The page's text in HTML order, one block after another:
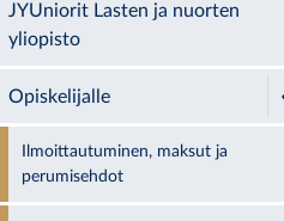
JYUniorit Lasten ja nuorten
yliopisto
Opiskelijalle
Ilmoittautuminen, maksut ja
perumisehdot